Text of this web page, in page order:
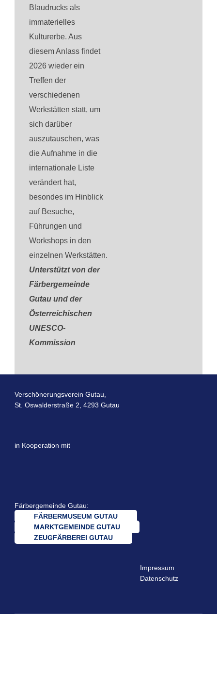
Blaudrucks als
immaterielles
Kulturerbe. Aus
diesem Anlass findet
2026 wieder ein
Treffen der
verschiedenen
Werkstätten statt, um
sich darüber
auszutauschen, was
die Aufnahme in die
internationale Liste
verändert hat,
besondes im Hinblick
auf Besuche,
Führungen und
Workshops in den
einzelnen Werkstätten.
Unterstützt von der
Färbergemeinde
Gutau und der
Österreichischen
UNESCO-
Kommission
Verschönerungsverein Gutau,
St. Oswalderstraße 2, 4293 Gutau
in Kooperation mit
Färbergemeinde Gutau:
FÄRBERMUSEUM GUTAU
MARKTGEMEINDE GUTAU
ZEUGFÄRBEREI GUTAU
Impressum
Datenschutz